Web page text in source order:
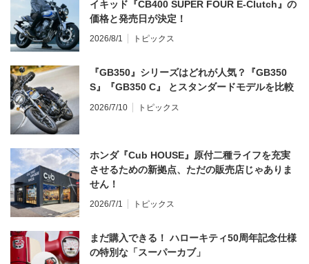
イキッド『CB400 SUPER FOUR E-Clutch』の
価格と発売日が決定！
2026/8/1 トピックス
『GB350』シリーズはどれが人気？『GB350
S』『GB350 C』 とスタンダードモデルを比較
2026/7/10 トピックス
ホンダ『Cub HOUSE』原付二種ライフを充実
させるための新拠点、ただの販売店じゃありま
せん！
2026/7/1 トピックス
まだ購入できる！ ハローキティ50周年記念仕様
の特別な「スーパーカブ」